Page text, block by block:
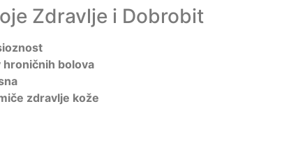
Zdravlje i Dobrobit
bolova
zdravlje kože